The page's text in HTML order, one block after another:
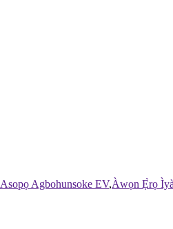
Asopọ Agbohunsoke EV,Àwọn Ẹ̀rọ